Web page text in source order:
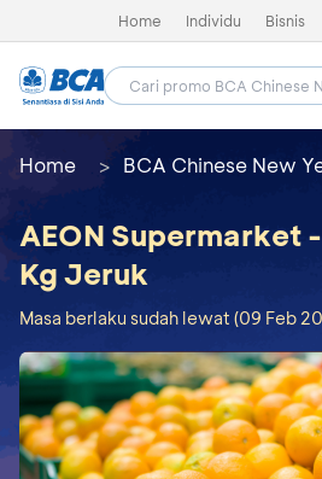
Home Individu Bisnis
Home BCA Chinese New
AEON Supermarket
Kg Jeruk
Masa berlaku sudah lewat (09 Feb